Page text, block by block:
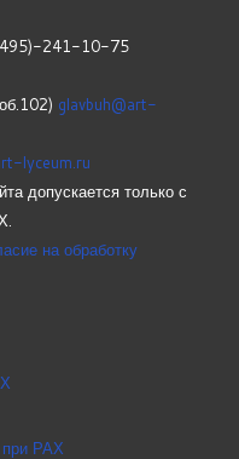
241-10-75
glavbuh@art-
lyceum.ru
допускается только с
на обработку
РАХ